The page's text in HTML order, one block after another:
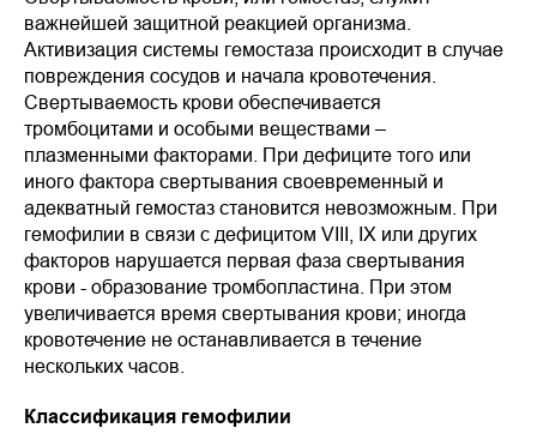
важнейшей защитной реакцией организма.
Активизация системы гемостаза происходит в случае
повреждения сосудов и начала кровотечения.
Свертываемость крови обеспечивается
тромбоцитами и особыми веществами –
плазменными факторами. При дефиците того или
иного фактора свертывания своевременный и
адекватный гемостаз становится невозможным. При
гемофилии в связи с дефицитом VIII, IX или других
факторов нарушается первая фаза свертывания
крови - образование тромбопластина. При этом
увеличивается время свертывания крови; иногда
кровотечение не останавливается в течение
нескольких часов.
Классификация гемофилии